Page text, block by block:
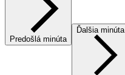
Predošlá minúta
Ďalšia minúta